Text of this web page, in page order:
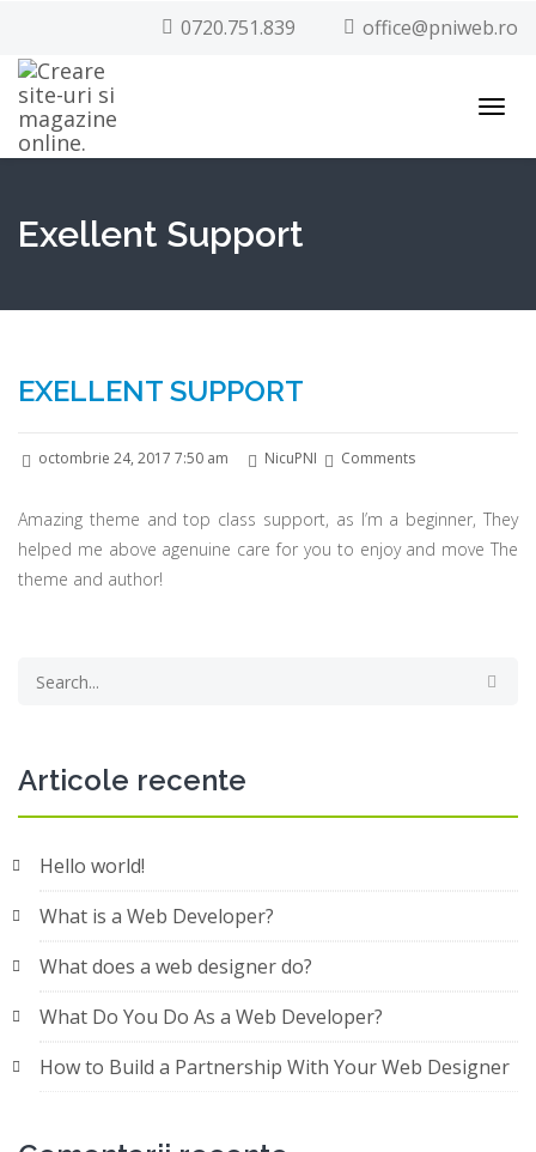
0720.751.839 office@pniweb.ro
Exellent Support
EXELLENT SUPPORT
octombrie 24, 2017 7:50 am NicuPNI Comments
Amazing theme and top class support, as I’m a beginner, They
helped me above agenuine care for you to enjoy and move The
theme and author!
Articole recente
Hello world!
What is a Web Developer?
What does a web designer do?
What Do You Do As a Web Developer?
How to Build a Partnership With Your Web Designer